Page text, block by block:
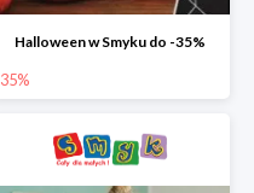
Halloween w Smyku do -35%
35%